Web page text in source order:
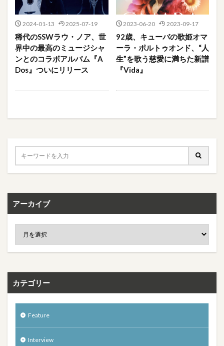
2024-01-13 2025-07-19
稀代のSSWラウ・ノア、世
界中の最高のミュージシャ
ンとのコラボアルバム『A
Dos』ついにリリース
2023-06-20 2023-09-17
92歳、キューバの歌姫オマ
ーラ・ポルトゥオンド、“人
生”を歌う慈愛に満ちた新譜
『Vida』
アーカイブ
カテゴリー
Feature
Interview